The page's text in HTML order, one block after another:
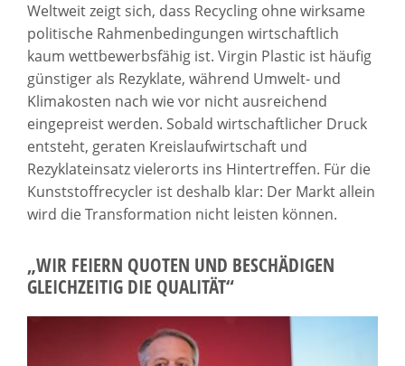
Weltweit zeigt sich, dass Recycling ohne wirksame
politische Rahmenbedingungen wirtschaftlich
kaum wettbewerbsfähig ist. Virgin Plastic ist häufig
günstiger als Rezyklate, während Umwelt- und
Klimakosten nach wie vor nicht ausreichend
eingepreist werden. Sobald wirtschaftlicher Druck
entsteht, geraten Kreislaufwirtschaft und
Rezyklateinsatz vielerorts ins Hintertreffen. Für die
Kunststoffrecycler ist deshalb klar: Der Markt allein
wird die Transformation nicht leisten können.
„WIR FEIERN QUOTEN UND BESCHÄDIGEN
GLEICHZEITIG DIE QUALITÄT“